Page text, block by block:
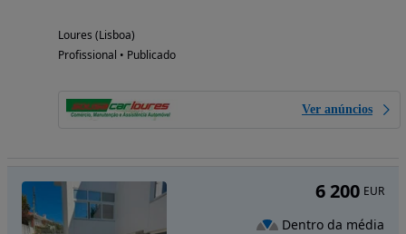
Loures (Lisboa)
Profissional • Publicado
Ver anúncios
6 200 EUR
Dentro da média